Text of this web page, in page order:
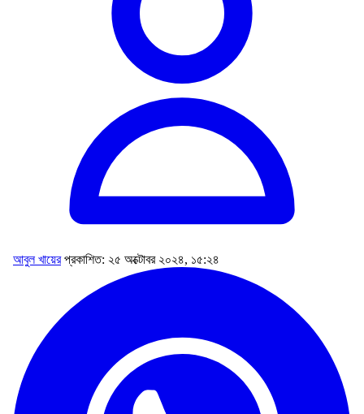
আবুল খায়ের প্রকাশিত: ২৫ অক্টোবর ২০২৪, ১৫:২৪